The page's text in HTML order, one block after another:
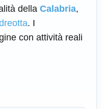
della Calabria,
. I
con attività reali